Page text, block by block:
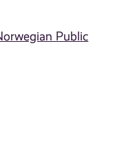
Public